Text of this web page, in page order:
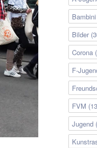
Bambini
Bilder
Corona
F-
FVM
Jugend